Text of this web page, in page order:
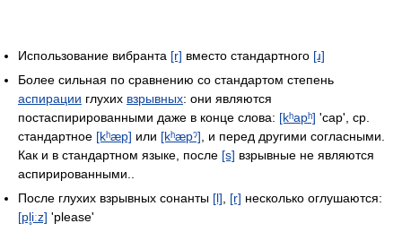
Использование вибранта [r] вместо стандартного [ɹ]
Более сильная по сравнению со стандартом степень
аспирации глухих взрывных: они являются
постаспирированными даже в конце слова: [kʰapʰ] 'cap', ср.
стандартное [kʰæp] или [kʰæpˀ] , и перед другими согласными.
Как и в стандартном языке, после [s] взрывные не являются
аспирированными..
После глухих взрывных сонанты [l] [r] несколько оглушаются:
[pl̥iːz] 'please'